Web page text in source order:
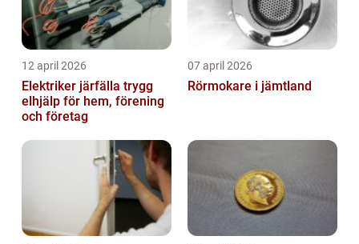
12 april 2026
Elektriker järfälla trygg
elhjälp för hem, förening
och företag
07 april 2026
Rörmokare i jämtland